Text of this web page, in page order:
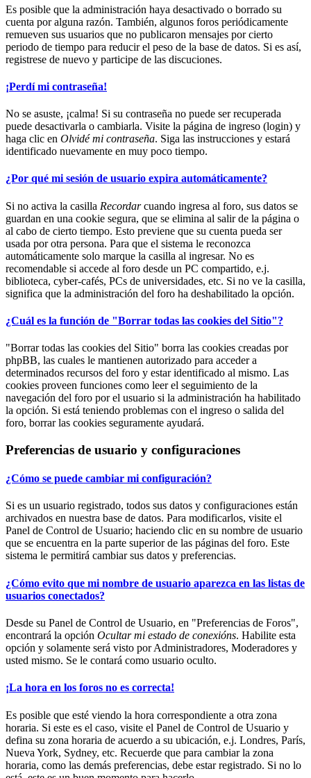
Es posible que la administración haya desactivado o borrado su
cuenta por alguna razón. También, algunos foros periódicamente
remueven sus usuarios que no publicaron mensajes por cierto
periodo de tiempo para reducir el peso de la base de datos. Si es así,
registrese de nuevo y participe de las discuciones.
¡Perdí mi contraseña!
No se asuste, ¡calma! Si su contraseña no puede ser recuperada
puede desactivarla o cambiarla. Visite la página de ingreso (login) y
haga clic en Olvidé mi contraseña. Siga las instrucciones y estará
identificado nuevamente en muy poco tiempo.
¿Por qué mi sesión de usuario expira automáticamente?
Si no activa la casilla Recordarcuando ingresa al foro, sus datos se
guardan en una cookie segura, que se elimina al salir de la página o
al cabo de cierto tiempo. Esto previene que su cuenta pueda ser
usada por otra persona. Para que el sistema le reconozca
automáticamente solo marque la casilla al ingresar. No es
recomendable si accede al foro desde un PC compartido, e.j.
biblioteca, cyber-cafés, PCs de universidades, etc. Si no ve la casilla,
significa que la administración del foro ha deshabilitado la opción.
¿Cuál es la función de "Borrar todas las cookies del Sitio"?
"Borrar todas las cookies del Sitio" borra las cookies creadas por
phpBB, las cuales le mantienen autorizado para acceder a
determinados recursos del foro y estar identificado al mismo. Las
cookies proveen funciones como leer el seguimiento de la
navegación del foro por el usuario si la administración ha habilitado
la opción. Si está teniendo problemas con el ingreso o salida del
foro, borrar las cookies seguramente ayudará.
Preferencias de usuario y configuraciones
¿Cómo se puede cambiar mi configuración?
Si es un usuario registrado, todos sus datos y configuraciones están
archivados en nuestra base de datos. Para modificarlos, visite el
Panel de Control de Usuario; haciendo clic en su nombre de usuario
que se encuentra en la parte superior de las páginas del foro. Este
sistema le permitirá cambiar sus datos y preferencias.
¿Cómo evito que mi nombre de usuario aparezca en las listas de
usuarios conectados?
Desde su Panel de Control de Usuario, en "Preferencias de Foros",
encontrará la opción Ocultar mi estado de conexións. Habilite esta
opción y solamente será visto por Administradores, Moderadores y
usted mismo. Se le contará como usuario oculto.
¡La hora en los foros no es correcta!
Es posible que esté viendo la hora correspondiente a otra zona
horaria. Si este es el caso, visite el Panel de Control de Usuario y
defina su zona horaria de acuerdo a su ubicación, e.j. Londres, París,
Nueva York, Sydney, etc. Recuerde que para cambiar la zona
horaria, como las demás preferencias, debe estar registrado. Si no lo